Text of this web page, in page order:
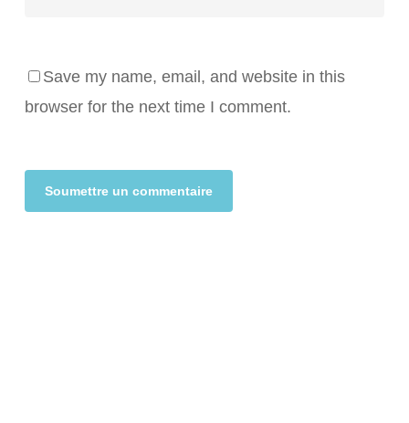
Save my name, email, and website in this
browser for the next time I comment.